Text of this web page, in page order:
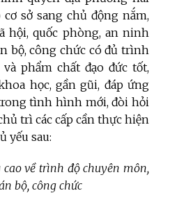
cơ sở sang chủ động nắm,
hội, quốc phòng, an ninh
bộ, công chức có đủ trình
phẩm chất đạo đức tốt,
học, gần gũi, đáp ứng
tình hình mới, đòi hỏi
trì các cấp cần thực hiện
yếu sau:
về trình độ chuyên môn,
bộ, công chức